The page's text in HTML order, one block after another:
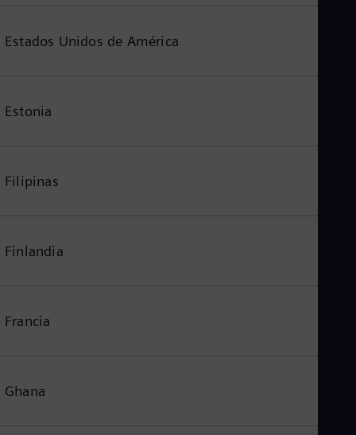
Estados Unidos de América
Estonia
Filipinas
Finlandia
Francia
Ghana